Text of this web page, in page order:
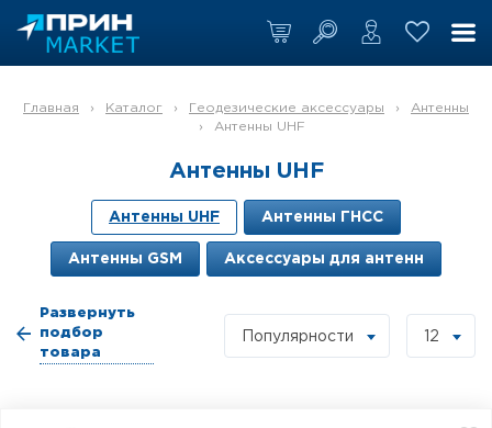
Главная › Каталог › Геодезические аксессуары ›
Антенны
›
Антенны UHF
Антенны UHF
Антенны UHF Антенны ГНСС
Антенны GSM Аксессуары для антенн
Развернуть
подбор
товара
Популярности 12